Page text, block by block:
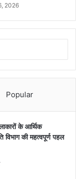
2026
Popular
के आर्थिक
की महत्वपूर्ण पहल